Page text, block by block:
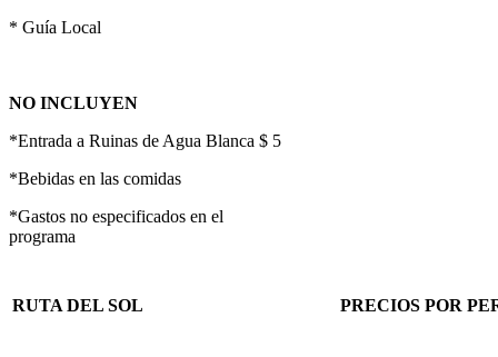
* Guía Local
NO INCLUYEN
*Entrada a Ruinas de Agua Blanca $ 5
*Bebidas en las comidas
*Gastos no especificados en el
programa
RUTA DEL SOL PRECIOS POR